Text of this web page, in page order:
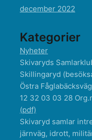
december 2022
Kategorier
Nyheter
Skivaryds
Skillingaryd
Östra
12 32 03 03 28
(pdf)
Skivaryd samlar
järnväg, idrott,